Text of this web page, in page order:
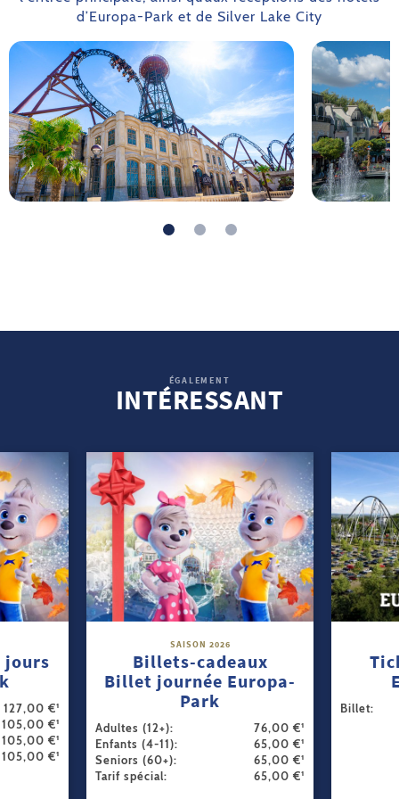
d’Europa-Park et de Silver Lake City
ÉGALEMENT
INTÉRESSANT
jours
127,00 €¹
€¹
€¹
€¹
SAISON 2026
Billets-cadeaux
Billet journée Europa-
Park
Adultes (12+):
76,00 €¹
Enfants (4-11):
65,00 €¹
Seniors (60+):
65,00 €¹
Tarif spécial:
65,00 €¹
Billet: